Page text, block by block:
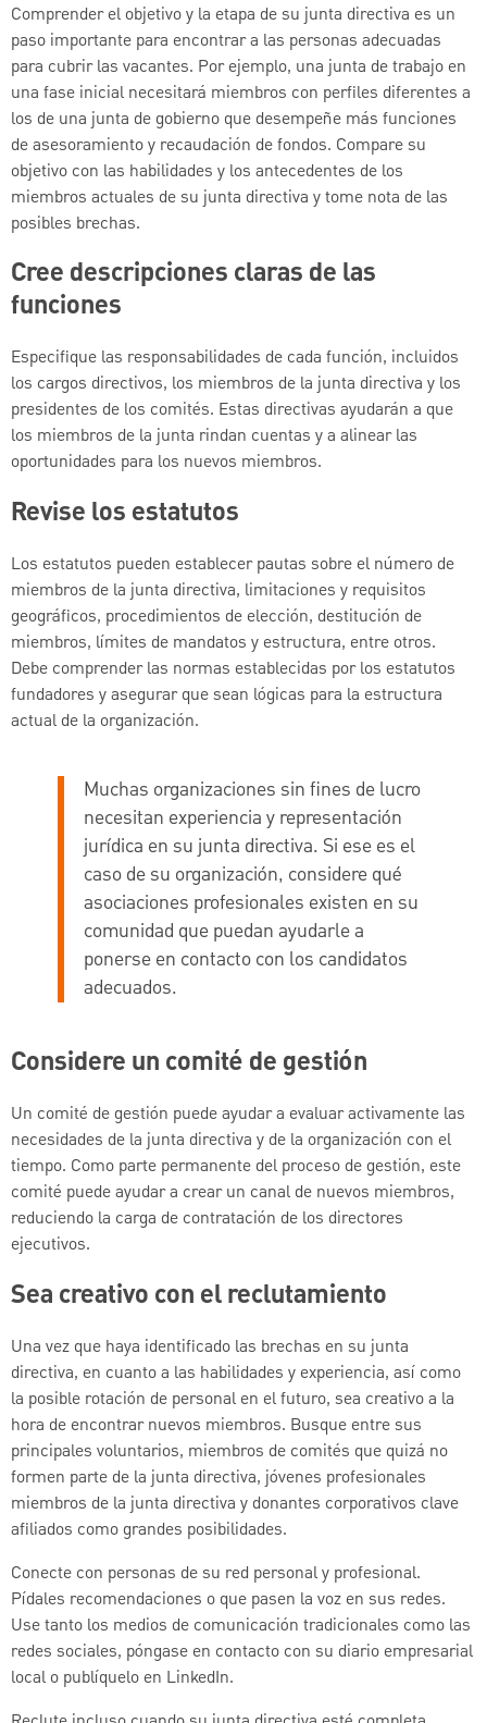
Comprender el objetivo y la etapa de su junta directiva es un
paso importante para encontrar a las personas adecuadas
para cubrir las vacantes. Por ejemplo, una junta de trabajo en
una fase inicial necesitará miembros con perfiles diferentes a
los de una junta de gobierno que desempeñe más funciones
de asesoramiento y recaudación de fondos. Compare su
objetivo con las habilidades y los antecedentes de los
miembros actuales de su junta directiva y tome nota de las
posibles brechas.
Cree descripciones claras de las
funciones
Especifique las responsabilidades de cada función, incluidos
los cargos directivos, los miembros de la junta directiva y los
presidentes de los comités. Estas directivas ayudarán a que
los miembros de la junta rindan cuentas y a alinear las
oportunidades para los nuevos miembros.
Revise los estatutos
Los estatutos pueden establecer pautas sobre el número de
miembros de la junta directiva, limitaciones y requisitos
geográficos, procedimientos de elección, destitución de
miembros, límites de mandatos y estructura, entre otros.
Debe comprender las normas establecidas por los estatutos
fundadores y asegurar que sean lógicas para la estructura
actual de la organización.
Muchas organizaciones sin fines de lucro
necesitan experiencia y representación
jurídica en su junta directiva. Si ese es el
caso de su organización, considere qué
asociaciones profesionales existen en su
comunidad que puedan ayudarle a
ponerse en contacto con los candidatos
adecuados.
Considere un comité de gestión
Un comité de gestión puede ayudar a evaluar activamente las
necesidades de la junta directiva y de la organización con el
tiempo. Como parte permanente del proceso de gestión, este
comité puede ayudar a crear un canal de nuevos miembros,
reduciendo la carga de contratación de los directores
ejecutivos.
Sea creativo con el reclutamiento
Una vez que haya identificado las brechas en su junta
directiva, en cuanto a las habilidades y experiencia, así como
la posible rotación de personal en el futuro, sea creativo a la
hora de encontrar nuevos miembros. Busque entre sus
principales voluntarios, miembros de comités que quizá no
formen parte de la junta directiva, jóvenes profesionales
miembros de la junta directiva y donantes corporativos clave
afiliados como grandes posibilidades.
Conecte con personas de su red personal y profesional.
Pídales recomendaciones o que pasen la voz en sus redes.
Use tanto los medios de comunicación tradicionales como las
redes sociales, póngase en contacto con su diario empresarial
local o publíquelo en LinkedIn.